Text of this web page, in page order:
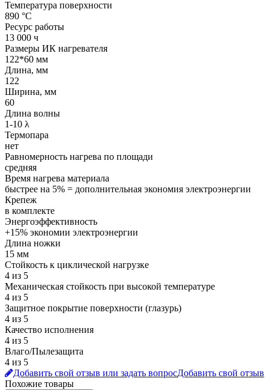
Температура поверхности
890 °С
Ресурс работы
13 000 ч
Размеры ИК нагревателя
122*60 мм
Длина, мм
122
Ширина, мм
60
Длина волны
1-10 λ
Термопара
нет
Равномерность нагрева по площади
средняя
Время нагрева материала
быстрее на 5% = дополнительная экономия электроэнергии
Крепеж
в комплекте
Энергоэффективность
+15% экономии электроэнергии
Длина ножки
15 мм
Стойкость к циклической нагрузке
4 из 5
Механическая стойкость при высокой температуре
4 из 5
Защитное покрытие поверхности (глазурь)
4 из 5
Качество исполнения
4 из 5
Влаго/Пылезащита
4 из 5
Добавить свой отзыв или задать вопросДобавить свой отзыв
Похожие товары